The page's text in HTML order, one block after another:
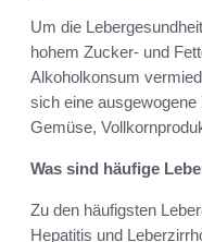
Um die
hohem Zucker- und
Alkoholkonsum
sich eine
Gemüse,
Was sind häufige
Zu den häufigsten
Hepatitis und